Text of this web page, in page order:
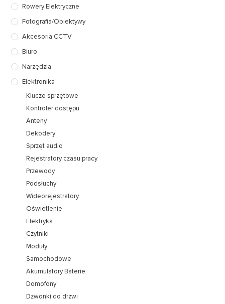
Rowery Elektryczne
Fotografia/Obiektywy
Akcesoria CCTV
Biuro
Narzędzia
Elektronika
Klucze sprzętowe
Kontroler dostępu
Anteny
Dekodery
Sprzęt audio
Rejestratory czasu pracy
Przewody
Podsłuchy
Wideorejestratory
Oświetlenie
Elektryka
Czytniki
Moduły
Samochodowe
Akumulatory Baterie
Domofony
Dzwonki do drzwi